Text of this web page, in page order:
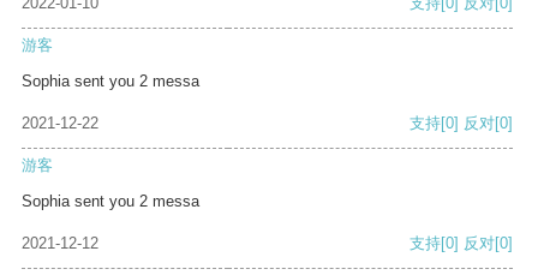
游客
Sophia sent you 2 messa
2021-12-22 支持[0] 反对[0]
游客
Sophia sent you 2 messa
2021-12-12 支持[0] 反对[0]